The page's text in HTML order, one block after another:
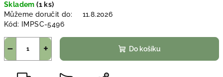
cena:
Skladem(1 ks)
Můžeme doručit do:
11.8.2026
Kód:
IMPSC-5496
+
− Do košíku